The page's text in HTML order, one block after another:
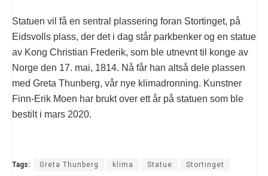
Statuen vil få en sentral plassering foran Stortinget, på
Eidsvolls plass, der det i dag står parkbenker og en statue
av Kong Christian Frederik, som ble utnevnt til konge av
Norge den 17. mai, 1814. Nå får han altså dele plassen
med Greta Thunberg, vår nye klimadronning. Kunstner
Finn-Erik Moen har brukt over ett år på statuen som ble
bestilt i mars 2020.
Tags: Greta Thunberg klima Statue Stortinget